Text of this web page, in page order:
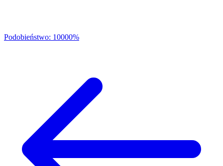
Podobieństwo: 10000%